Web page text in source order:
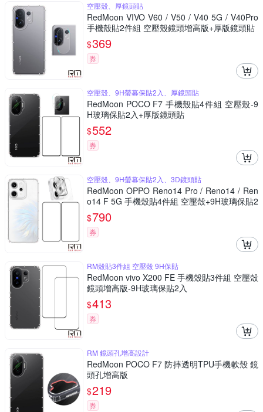
空壓殼、厚鏡頭貼
RedMoon VIVO V60 / V50 / V40 5G / V40Pro
手機殼貼2件組 空壓殼鏡頭增高版+厚版鏡頭貼
$369
券
空壓殼、9H螢幕保貼2入、厚鏡頭貼
RedMoon POCO F7 手機殼貼4件組 空壓殼-9
H玻璃保貼2入+厚版鏡頭貼
$552
券
空壓殼、9H螢幕保貼2入、3D鏡頭貼
RedMoon OPPO Reno14 Pro / Reno14 / Ren
o14 F 5G 手機殼貼4件組 空壓殼+9H玻璃保貼2
入+3D全包鏡頭貼
$790
券
RM殼貼3件組 空壓殼 9H保貼
RedMoon vivo X200 FE 手機殼貼3件組 空壓殼
鏡頭增高版-9H玻璃保貼2入
$413
券
RM 鏡頭孔增高設計
RedMoon POCO F7 防摔透明TPU手機軟殼 鏡
頭孔增高版
$219
券